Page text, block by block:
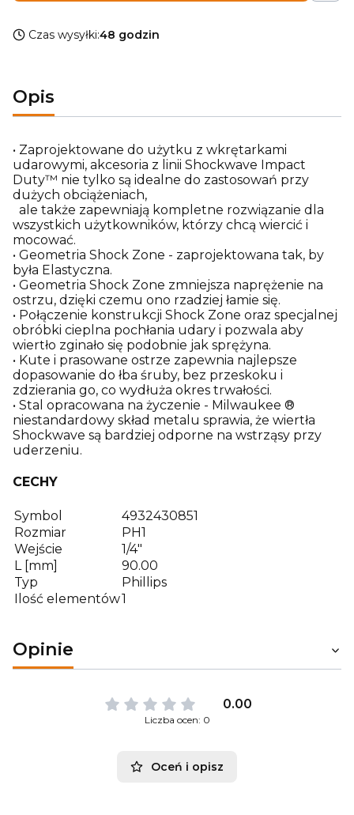
Czas wysyłki:48 godzin
Opis
• Zaprojektowane do użytku z wkrętarkami
udarowymi, akcesoria z linii Shockwave Impact
Duty™ nie tylko są idealne do zastosowań przy
dużych obciążeniach,
ale także zapewniają kompletne rozwiązanie dla
wszystkich użytkowników, którzy chcą wiercić i
mocować.
• Geometria Shock Zone - zaprojektowana tak, by
była Elastyczna.
• Geometria Shock Zone zmniejsza naprężenie na
ostrzu, dzięki czemu ono rzadziej łamie się.
• Połączenie konstrukcji Shock Zone oraz specjalnej
obróbki cieplna pochłania udary i pozwala aby
wiertło zginało się podobnie jak sprężyna.
• Kute i prasowane ostrze zapewnia najlepsze
dopasowanie do łba śruby, bez przeskoku i
zdzierania go, co wydłuża okres trwałości.
• Stal opracowana na życzenie - Milwaukee ®
niestandardowy skład metalu sprawia, że wiertła
Shockwave są bardziej odporne na wstrząsy przy
uderzeniu.
CECHY
Symbol
4932430851
Rozmiar
PH1
Wejście
1/4"
L [mm]
90.00
Typ
Phillips
Ilość elementów1
Opinie
0.00
Liczba ocen: 0
Oceń i opisz